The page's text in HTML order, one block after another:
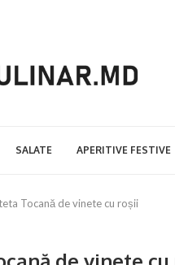
SALATE APERITIVE FESTIVE
Tocană de vinete cu roșii